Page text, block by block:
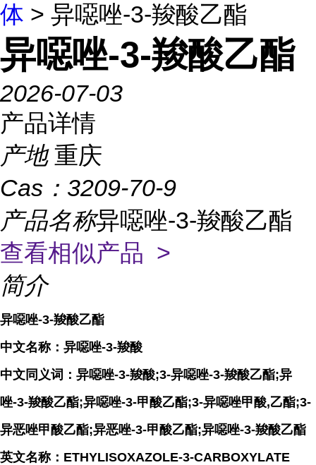
体 > 异噁唑-3-羧酸乙酯
异噁唑-3-羧酸乙酯
2026-07-03
产品详情
产地 重庆
Cas： 3209-70-9
产品名称异噁唑-3-羧酸乙酯
查看相似产品 >
简介
异噁唑-3-羧酸乙酯
中文名称：异噁唑-3-羧酸
中文同义词：异噁唑-3-羧酸;3-异噁唑-3-羧酸乙酯;异
唑-3-羧酸乙酯;异噁唑-3-甲酸乙酯;3-异噁唑甲酸,乙酯;3-
异恶唑甲酸乙酯;异恶唑-3-甲酸乙酯;异噁唑-3-羧酸乙酯
英文名称：ETHYLISOXAZOLE-3-CARBOXYLATE